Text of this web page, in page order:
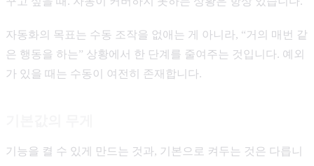
자동화의 목표는 수동 조작을 없애는 게 아니라, “거의 매번 같
은 행동을 하는” 상황에서 한 단계를 줄여주는 것입니다. 예외
가 있을 때는 수동이 여전히 존재합니다.
기능을 켤 수 있게 만드는 것과, 기본으로 켜두는 것은 다릅니